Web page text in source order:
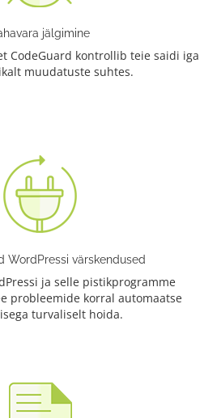
jälgimine
CodeGuard kontrollib teie saidi iga
muudatuste suhtes.
WordPressi värskendused
ja selle pistikprogramme
probleemide korral automaatse
turvaliselt hoida.